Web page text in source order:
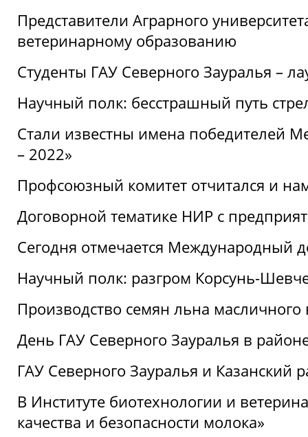
Представители Аграрного
ветеринарному образованию
Студенты ГАУ Северного Зауралья –
Научный полк: бесстрашный путь
Стали известны имена победителей
– 2022»
Профсоюзный комитет отчитался и
Договорной тематике НИР с
Сегодня отмечается Международный
Научный полк: разгром Корсунь-
Производство семян льна
День ГАУ Северного Зауралья в
ГАУ Северного Зауралья и Казанский
В Институте биотехнологии и
качества и безопасности молока»